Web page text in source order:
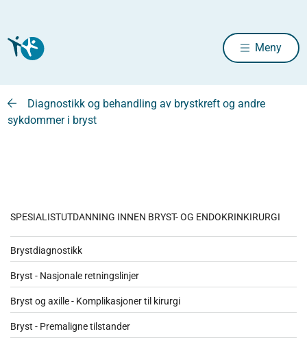
Meny
Diagnostikk og behandling av brystkreft og andre
sykdommer i bryst
SPESIALISTUTDANNING INNEN BRYST- OG ENDOKRINKIRURGI
Brystdiagnostikk
Bryst - Nasjonale retningslinjer
Bryst og axille - Komplikasjoner til kirurgi
Bryst - Premaligne tilstander